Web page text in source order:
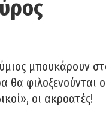
μπουκάρουν
θα φιλοξενούνται
οι ακροατές!